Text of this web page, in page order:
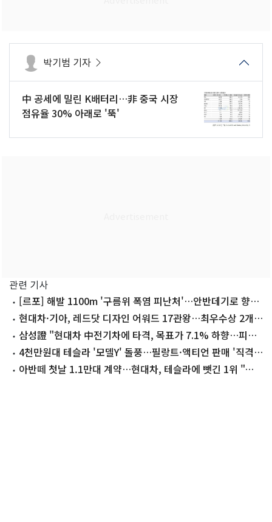
박기범 기자
中 공세에 밀린 K배터리…非 중국 시장
점유율 30% 아래로 '뚝'
관련 기사
[르포] 해발 1100m '구름위 폭염 피난처'…안반데기로 향한
사람들
현대차·기아, 레드닷 디자인 어워드 17관왕…최우수상 2개
수상삼성證 "현대차 中전기차에 타격, 목표가 7.1% 하향…피지
컬AI 전환 시급"
4천만원대 테슬라 '모델Y' 돌풍…필랑트·액티언 판매 '직격
탄'아반떼 첫날 1.1만대 계약…현대차, 테슬라에 뺏긴 1위 "탈환